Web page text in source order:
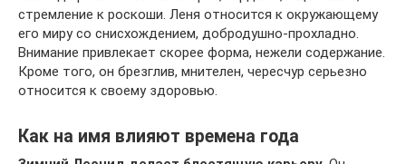
стремление к роскоши. Леня относится к окружающему
его миру со снисхождением, добродушно-прохладно.
Внимание привлекает скорее форма, нежели содержание.
Кроме того, он брезглив, мнителен, чересчур серьезно
относится к своему здоровью.
Как на имя влияют времена года